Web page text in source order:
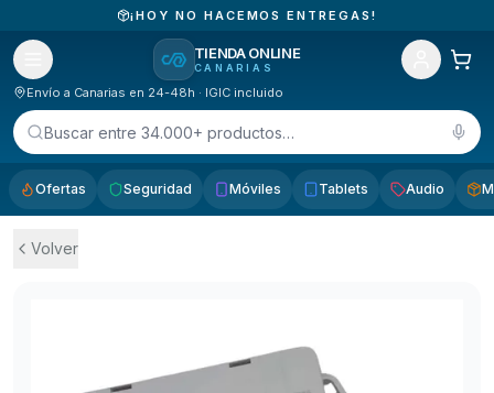
¡HOY NO HACEMOS ENTREGAS!
TIENDA ONLINE
CANARIAS
Envío a Canarias en 24-48h · IGIC incluido
Buscar entre 34.000+ productos…
Ofertas Seguridad Móviles Tablets Audio
Volver